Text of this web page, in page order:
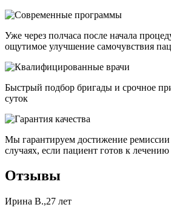
Уже через полчаса после начала
ощутимое улучшение самочувствия
Быстрый подбор бригады и срочное
суток
Мы гарантируем достижение
случаях, если пациент готов к лечению
Отзывы
Ирина В.,27 лет